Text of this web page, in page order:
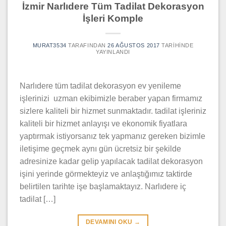
İzmir Narlıdere Tüm Tadilat Dekorasyon
İşleri Komple
MURAT3534 TARAFINDAN 26 AĞUSTOS 2017 TARIHINDE
YAYINLANDI
Narlıdere tüm tadilat dekorasyon ev yenileme
işlerinizi uzman ekibimizle beraber yapan firmamız
sizlere kaliteli bir hizmet sunmaktadır. tadilat işleriniz
kaliteli bir hizmet anlayışı ve ekonomik fiyatlara
yaptırmak istiyorsanız tek yapmanız gereken bizimle
iletişime geçmek aynı gün ücretsiz bir şekilde
adresinize kadar gelip yapılacak tadilat dekorasyon
işini yerinde görmekteyiz ve anlaştığımız taktirde
belirtilen tarihte işe başlamaktayız. Narlıdere iç
tadilat […]
DEVAMINI OKU →